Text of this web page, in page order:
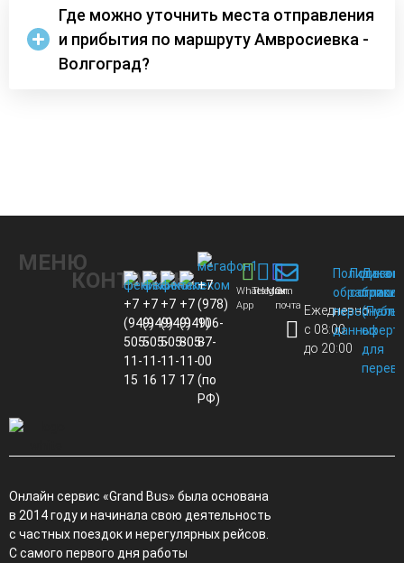
Где можно уточнить места отправления
и прибытия по маршруту Амвросиевка -
Волгоград?
МЕНЮ
КОНТАКТЫ
+7
(949)
505-
11-
15
+7
(949)
505-
11-
16
+7
(949)
505-
11-
17
+7
(949)
805-
11-
17
+7
(978)
106-
87-
00
(по
РФ)
Whats
App
Telegram
MaxЭл.
почта Ежедневно
с 08:00
до 20:00
Политика
обработки
данных
для
Онлайн сервис «Grand Bus» была основана
в 2014 году и начинала свою деятельность
с частных поездок и нерегулярных рейсов.
С самого первого дня работы